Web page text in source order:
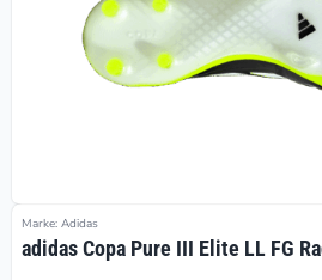
Marke: Adidas
adidas Copa Pure III Elite LL FG